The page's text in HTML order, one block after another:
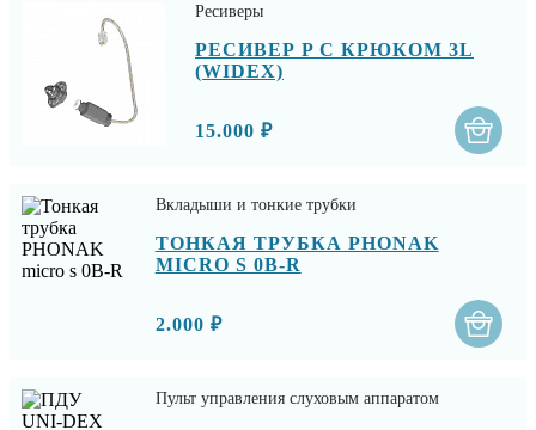
Ресиверы
РЕСИВЕР P С КРЮКОМ 3L
(WIDEX)
15.000 ₽
Вкладыши и тонкие трубки
ТОНКАЯ ТРУБКА PHONAK
MICRO S 0B-R
2.000 ₽
Пульт управления слуховым аппаратом